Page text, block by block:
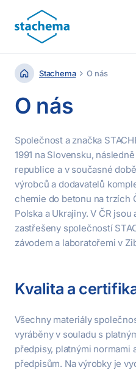
Stachema O nás
O nás
Společnost a značka
1991 na Slovensku,
republice a v současné
výrobců a dodavatelů
chemie do betonu na trzích
Polska a Ukrajiny. V ČR
zastřešeny společností
závodem a laboratořemi v
Kvalita a
Všechny materiály
vyráběny v souladu s
předpisy, platnými normami
předpisům. Na výrobky je